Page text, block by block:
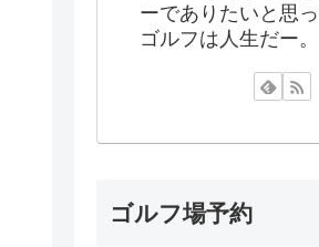
ーでありたいと思っ
ゴルフは人生だー。
ゴルフ場予約